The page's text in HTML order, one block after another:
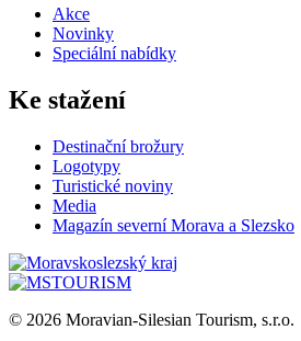
Akce
Novinky
Speciální nabídky
Ke stažení
Destinační brožury
Logotypy
Turistické noviny
Media
Magazín severní Morava a Slezsko
© 2026 Moravian-Silesian Tourism, s.r.o.